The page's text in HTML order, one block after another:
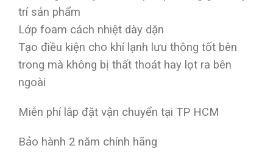
trí sản phẩm
Lớp foam cách nhiệt dày dặn
Tạo điều kiện cho khí lạnh lưu thông tốt bên
trong mà không bị thất thoát hay lọt ra bên
ngoài
Miễn phí lắp đặt vận chuyển tại TP HCM
Bảo hành 2 năm chính hãng